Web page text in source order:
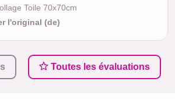
Toile 70x70cm
l'original (de)
Toutes les évaluations